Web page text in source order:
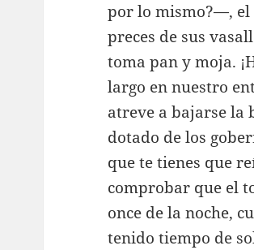
por lo mismo?—, el
preces de sus
toma pan y moja.
largo en nuestro
atreve a bajarse la
dotado de los
que te tienes que
comprobar que el
once de la noche,
tenido tiempo de